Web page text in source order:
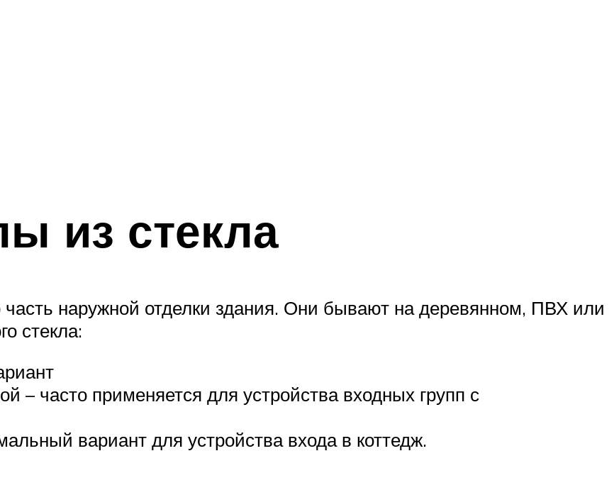
из стекла
часть наружной отделки здания. Они бывают на деревянном, ПВХ или
стекла:
– часто применяется для устройства входных групп с
вариант для устройства входа в коттедж.